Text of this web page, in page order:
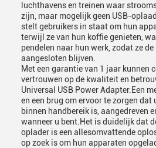
luchthavens en treinen waar
zijn, maar mogelijk geen USB-
stelt gebruikers in staat om hun
terwijl ze van hun koffie genieten,
pendelen naar hun werk, zodat ze
aangesloten blijven.
Met een garantie van 1 jaar kunnen
vertrouwen op de kwaliteit en
Universal USB Power Adapter.Een
en een brug om ervoor te zorgen
binnen handbereik is, aangedreven
wanneer u bent.Het is duidelijk dat
oplader is een allesomvattende
op zoek is om hun apparaten